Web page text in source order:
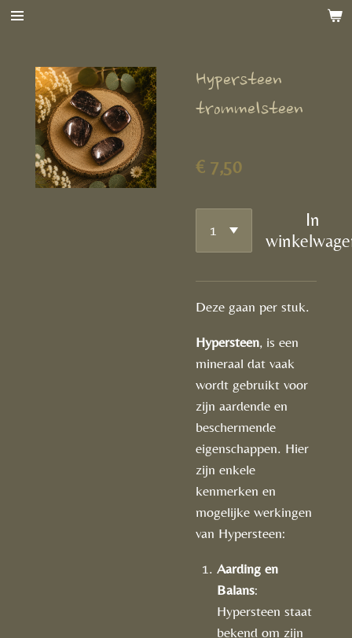
Ga
hoofdinhoud
Hypersteen
trommelsteen
€ 7,50
In
Deze gaan per stuk.
Hypersteen, is een
mineraal dat vaak
wordt gebruikt voor
zijn aardende en
beschermende
eigenschappen. Hier
zijn enkele
kenmerken en
mogelijke werkingen
van Hypersteen:
Aarding en
Balans:
Hypersteen staat
bekend om zijn